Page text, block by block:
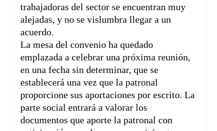
trabajadoras del sector se encuentran muy
alejadas, y no se vislumbra llegar a un
acuerdo.
La mesa del convenio ha quedado
emplazada a celebrar una próxima reunión,
en una fecha sin determinar, que se
establecerá una vez que la patronal
proporcione sus aportaciones por escrito. La
parte social entrará a valorar los
documentos que aporte la patronal con